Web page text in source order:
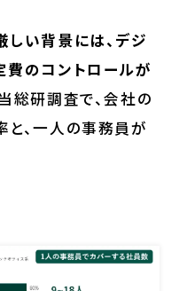
い背景には、デジ
費のコントロールが
総研調査で、会社の
、一人の事務員が